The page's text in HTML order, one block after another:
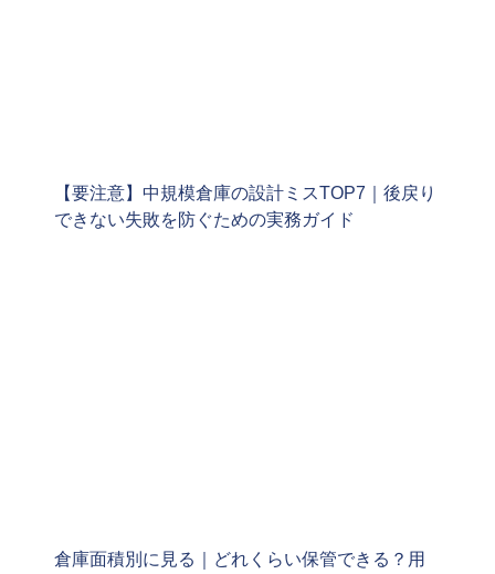
【要注意】中規模倉庫の設計ミスTOP7｜後戻り
できない失敗を防ぐための実務ガイド
倉庫面積別に見る｜どれくらい保管できる？用